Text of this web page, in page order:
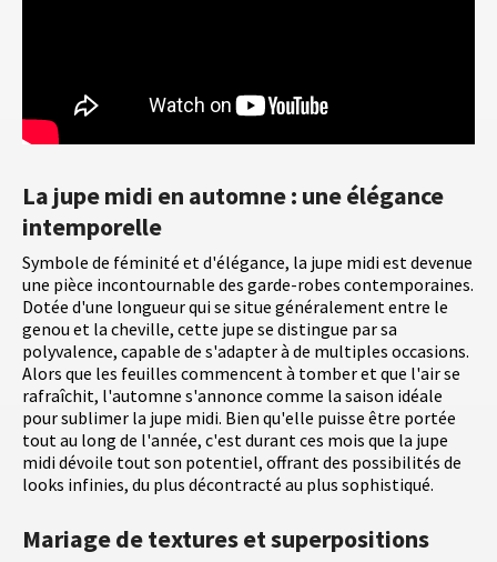
La jupe midi en automne : une élégance
intemporelle
Symbole de féminité et d'élégance, la jupe midi est devenue
une pièce incontournable des garde-robes contemporaines.
Dotée d'une longueur qui se situe généralement entre le
genou et la cheville, cette jupe se distingue par sa
polyvalence, capable de s'adapter à de multiples occasions.
Alors que les feuilles commencent à tomber et que l'air se
rafraîchit, l'automne s'annonce comme la saison idéale
pour sublimer la jupe midi. Bien qu'elle puisse être portée
tout au long de l'année, c'est durant ces mois que la jupe
midi dévoile tout son potentiel, offrant des possibilités de
looks infinies, du plus décontracté au plus sophistiqué.
Mariage de textures et superpositions